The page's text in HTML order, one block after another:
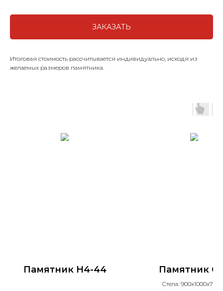
ЗАКАЗАТЬ
Итоговая стоимость рассчитывается индивидуально, исходя из
желаемых размеров памятника.
Памятник H4-44 Памятник
Стела: 900х1000х70